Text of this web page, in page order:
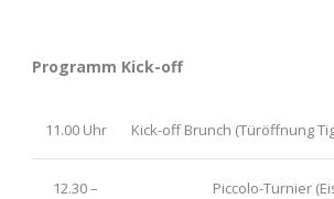
Programm Kick-off
11.00 Uhr Kick-off Brunch (Türöffnung
12.30 –
Piccolo-Turnier